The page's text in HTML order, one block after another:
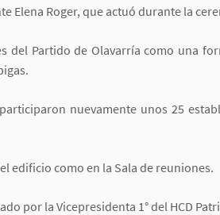
Elena Roger, que actuó durante la
del Partido de Olavarría como una
nuevamente unos 25
edificio como en la Sala de reuniones.
por la Vicepresidenta 1° del HCD